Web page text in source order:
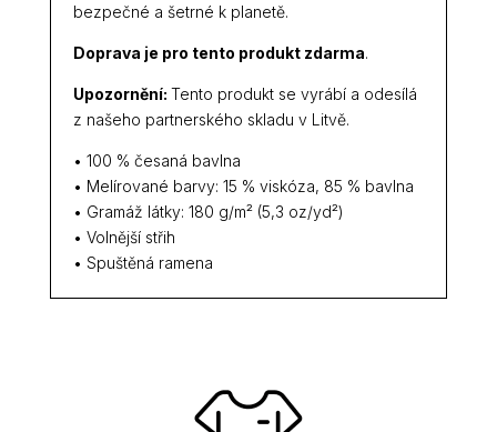
bezpečné a šetrné k planetě.
Doprava je pro tento produkt zdarma.
Upozornění: Tento produkt se vyrábí a odesílá
z našeho partnerského skladu v Litvě.
• 100 % česaná bavlna
• Melírované barvy: 15 % viskóza, 85 % bavlna
• Gramáž látky: 180 g/m² (5,3 oz/yd²)
• Volnější střih
• Spuštěná ramena